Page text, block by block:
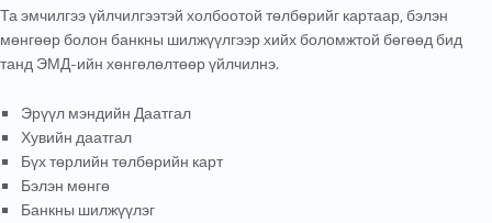
Та эмчилгээ үйлчилгээтэй холбоотой төлбөрийг картаар, бэлэн
мөнгөөр болон банкны шилжүүлгээр хийх боломжтой бөгөөд бид
танд ЭМД-ийн хөнгөлөлтөөр үйлчилнэ.
Эрүүл мэндийн Даатгал
Хувийн даатгал
Бүх төрлийн төлбөрийн карт
Бэлэн мөнгө
Банкны шилжүүлэг